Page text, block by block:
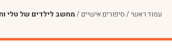
עמוד ראשי/סיפורים אישיים /מחשב לילדים של טלי